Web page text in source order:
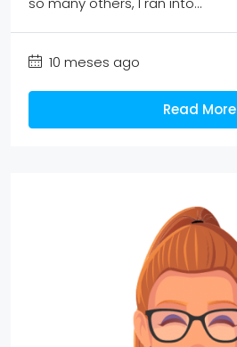
10 meses ago
Read More